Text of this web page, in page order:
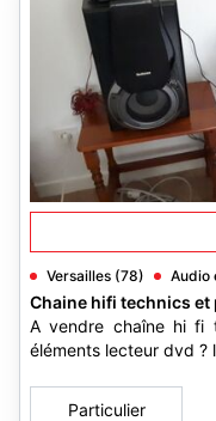
Versailles (78) Audio
Chaine hifi technics et
A vendre chaîne hi fi
éléments lecteur dvd ?
Particulier